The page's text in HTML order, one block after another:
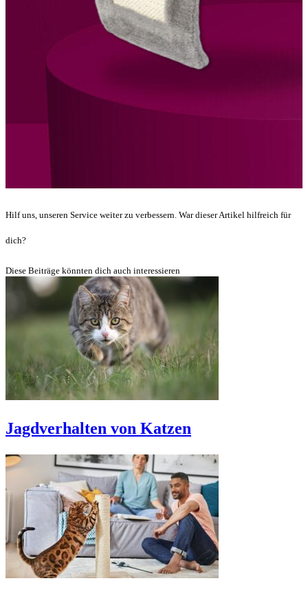
Hilf uns, unseren Service weiter zu verbessern. War dieser Artikel hilfreich für
dich?
Diese Beiträge könnten dich auch interessieren
Jagdverhalten von Katzen